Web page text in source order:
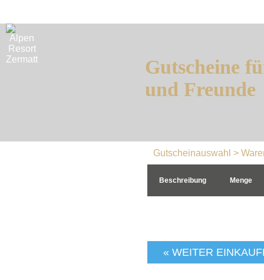
Gutscheine
und Freunde
Gutscheinauswahl >
Beschreibung Menge
« WEITER